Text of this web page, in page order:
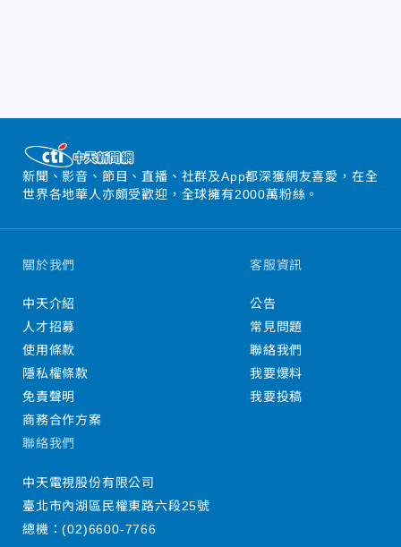
新聞、影音、節目、直播、社群及App都深獲網友喜愛，在全
世界各地華人亦頗受歡迎，全球擁有2000萬粉絲。
關於我們
中天介紹
人才招募
使用條款
隱私權條款
免責聲明
商務合作方案
客服資訊
公告
常見問題
聯絡我們
我要爆料
我要投稿
聯絡我們
中天電視股份有限公司
臺北市內湖區民權東路六段25號
總機：(02)6600-7766